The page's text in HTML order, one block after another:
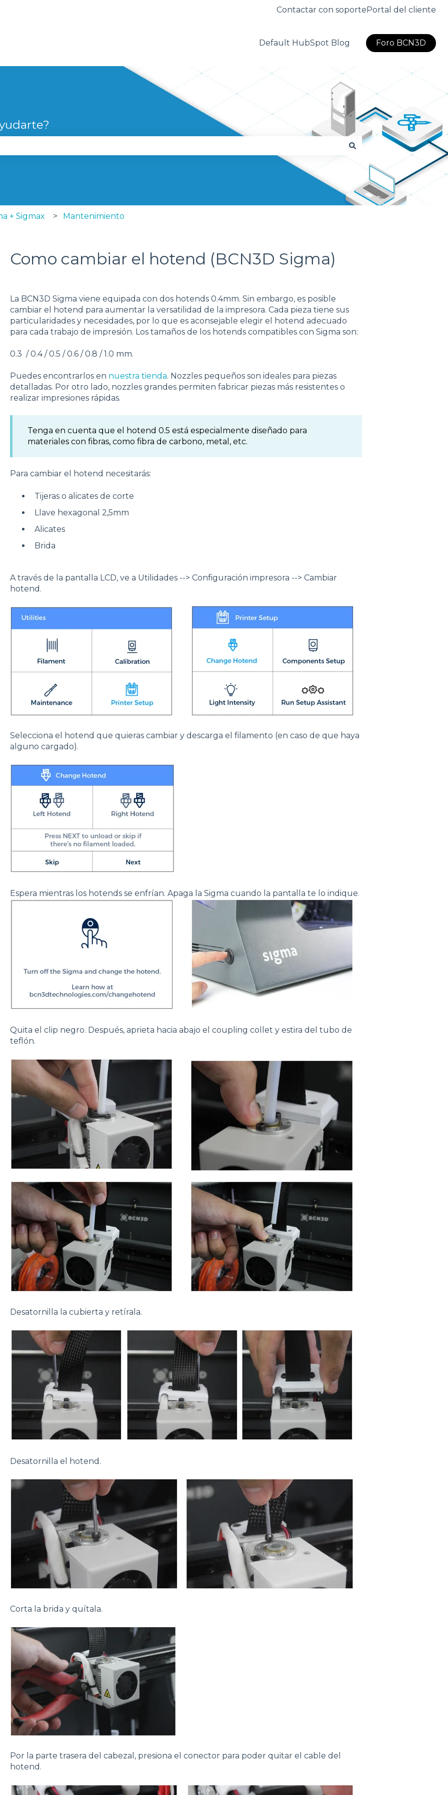
Contactar con soportePortal del cliente
Default HubSpot Blog Foro BCN3D
de búsqueda está vacío.
+ Sigmax Mantenimiento
Como cambiar el hotend (BCN3D Sigma)
La BCN3D Sigma viene equipada con dos hotends 0.4mm. Sin embargo, es posible
cambiar el hotend para aumentar la versatilidad de la impresora. Cada pieza tiene sus
particularidades y necesidades, por lo que es aconsejable elegir el hotend adecuado
para cada trabajo de impresión. Los tamaños de los hotends compatibles con Sigma son:
0.3 / 0.4 / 0.5 / 0.6 / 0.8 / 1.0 mm.
Puedes encontrarlos en nuestra tienda. Nozzles pequeños son ideales para piezas
detalladas. Por otro lado, nozzles grandes permiten fabricar piezas más resistentes o
realizar impresiones rápidas.
Tenga en cuenta que el hotend 0.5 está especialmente diseñado para
materiales con fibras, como fibra de carbono, metal, etc.
Para cambiar el hotend necesitarás:
Tijeras o alicates de corte
Llave hexagonal 2,5mm
Alicates
Brida
A través de la pantalla LCD, ve a Utilidades --> Configuración impresora --> Cambiar
hotend.
Selecciona el hotend que quieras cambiar y descarga el filamento (en caso de que haya
alguno cargado).
Espera mientras los hotends se enfrían. Apaga la Sigma cuando la pantalla te lo indique.
Quita el clip negro. Después, aprieta hacia abajo el coupling collet y estira del tubo de
teflón.
Desatornilla la cubierta y retírala.
Desatornilla el hotend.
Corta la brida y quítala.
Por la parte trasera del cabezal, presiona el conector para poder quitar el cable del
hotend.